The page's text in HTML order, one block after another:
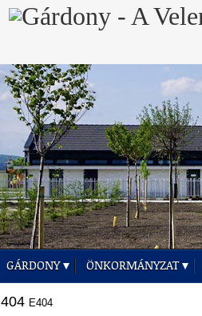
GÁRDONY ÖNKORMÁNYZAT
404 E404